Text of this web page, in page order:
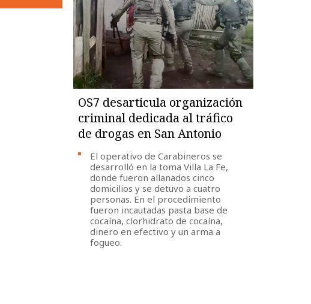
OS7 desarticula organización
criminal dedicada al tráfico
de drogas en San Antonio
El operativo de Carabineros se
desarrolló en la toma Villa La Fe,
donde fueron allanados cinco
domicilios y se detuvo a cuatro
personas. En el procedimiento
fueron incautadas pasta base de
cocaína, clorhidrato de cocaína,
dinero en efectivo y un arma a
fogueo.